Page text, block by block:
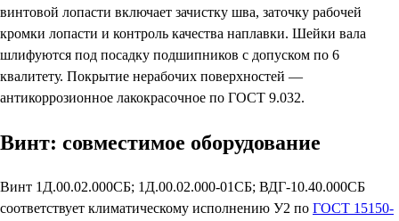
винтовой лопасти включает зачистку шва, заточку рабочей
кромки лопасти и контроль качества наплавки. Шейки вала
шлифуются под посадку подшипников с допуском по 6
квалитету. Покрытие нерабочих поверхностей —
антикоррозионное лакокрасочное по ГОСТ 9.032.
Винт: совместимое оборудование
Винт 1Д.00.02.000СБ; 1Д.00.02.000-01СБ; ВДГ-10.40.000СБ
соответствует климатическому исполнению У2 по ГОСТ 15150-